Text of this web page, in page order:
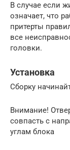
В случае если
означает, что
притерты
все
головки.
Установка
Сборку
Внимание!
совпасть с
углам блока